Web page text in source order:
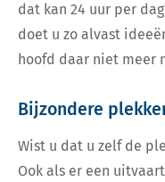
dat kan 24 uur per
doet u zo alvast
hoofd daar niet meer
Bijzondere
Wist u dat u zelf de
Ook als er een